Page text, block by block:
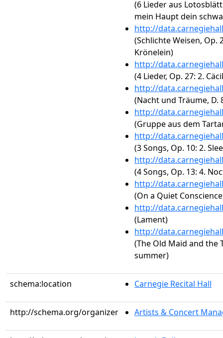
(6 Lieder aus
mein Haupt dein
http://
(Schlichte Weisen, Op.
Krönelein)
http://
(4 Lieder, Op. 27: 2.
http://
(Nacht und Träume, D.
http://
(Gruppe aus dem
http://
(3 Songs, Op. 10: 2.
http://
(4 Songs, Op. 13: 4.
http://
(On a Quiet
http://
(Lament)
http://
(The Old Maid and the
summer)
schema:location Carnegie Recital Hall
http://schema.org/organizer Artists & Concert